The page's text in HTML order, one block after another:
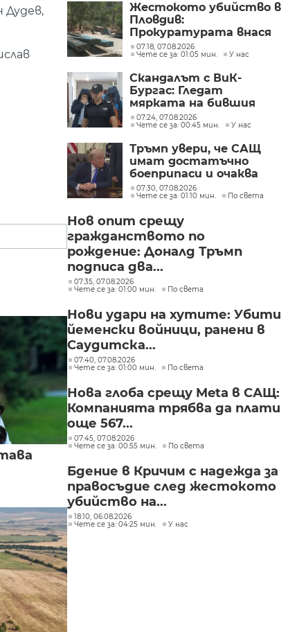
Дудев,
Жестокото убийство в
Пловдив:
Прокуратурата внася
искане „задържане под
стража“
07:18, 07.08.2026
Чете се за: 01:05 мин.
У нас
Скандалът с ВиК-
Бургас: Гледат
мярката на бившия
директор
07:24, 07.08.2026
Чете се за: 00:45 мин.
У нас
Тръмп увери, че САЩ
имат достатъчно
боеприпаси и очаква
конфликтът с Иран да
приключи скоро
07:30, 07.08.2026
Чете се за: 01:10 мин.
По света
Нов опит срещу
гражданството по
рождение: Доналд Тръмп
подписа два...
07:35, 07.08.2026
Чете се за: 01:00 мин.
По света
Нови удари на хутите: Убити
йеменски войници, ранени в
Саудитска...
07:40, 07.08.2026
Чете се за: 01:00 мин.
По света
Нова глоба срещу Meta в САЩ:
Компанията трябва да плати
още 567...
07:45, 07.08.2026
Чете се за: 00:55 мин.
По света
Бдение в Кричим с надежда за
правосъдие след жестокото
убийство на...
18:10, 06.08.2026
Чете се за: 04:25 мин.
У нас